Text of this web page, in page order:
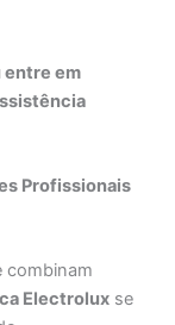
entre em
Profissionais
combinam
Electrolux se